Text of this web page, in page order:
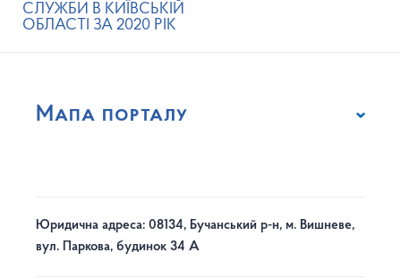
СЛУЖБИ В КИЇВСЬКІЙ
ОБЛАСТІ ЗА 2020 РІК
Мапа порталу
Юридична адреса: 08134, Бучанський р-н, м. Вишневе,
вул. Паркова, будинок 34 А